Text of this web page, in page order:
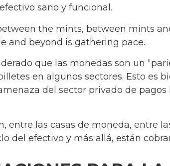
sano y funcional.
the mints, between mints
and beyond is gathering pace.
que las monedas son un
en algunos sectores. Esto es
del sector privado de
entre las casas de moneda, entre
del efectivo y más allá, están